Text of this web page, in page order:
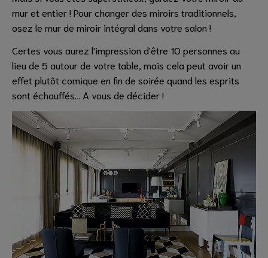
mur et entier ! Pour changer des miroirs traditionnels,
osez le mur de miroir intégral dans votre salon !
Certes vous aurez l'impression d'être 10 personnes au
lieu de 5 autour de votre table, mais cela peut avoir un
effet plutôt comique en fin de soirée quand les esprits
sont échauffés... A vous de décider !